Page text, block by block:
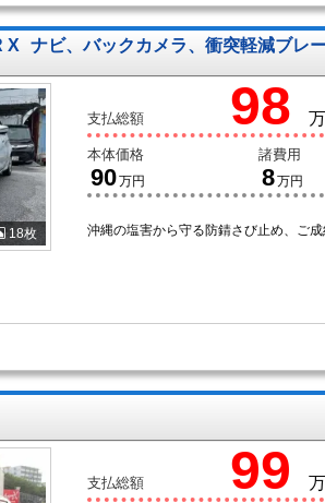
X ナビ、バックカメラ、衝突軽減ブレ
18枚
支払総額 98
本体価格
90万円
諸費用
8万円
沖縄の塩害から守る防錆さび止め、ご成
支払総額 99